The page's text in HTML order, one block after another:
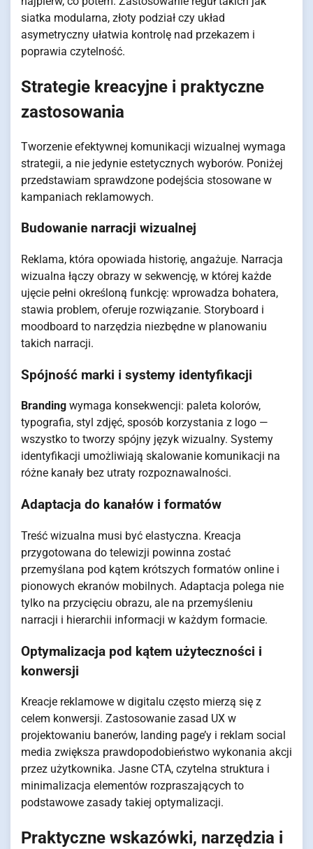
siatka modularna, złoty podział czy układ
asymetryczny ułatwia kontrolę nad przekazem i
poprawia czytelność.
Strategie kreacyjne i praktyczne
zastosowania
Tworzenie efektywnej komunikacji wizualnej wymaga
strategii, a nie jedynie estetycznych wyborów. Poniżej
przedstawiam sprawdzone podejścia stosowane w
kampaniach reklamowych.
Budowanie narracji wizualnej
Reklama, która opowiada historię, angażuje. Narracja
wizualna łączy obrazy w sekwencję, w której każde
ujęcie pełni określoną funkcję: wprowadza bohatera,
stawia problem, oferuje rozwiązanie. Storyboard i
moodboard to narzędzia niezbędne w planowaniu
takich narracji.
Spójność marki i systemy identyfikacji
Branding wymaga konsekwencji: paleta kolorów,
typografia, styl zdjęć, sposób korzystania z logo —
wszystko to tworzy spójny język wizualny. Systemy
identyfikacji umożliwiają skalowanie komunikacji na
różne kanały bez utraty rozpoznawalności.
Adaptacja do kanałów i formatów
Treść wizualna musi być elastyczna. Kreacja
przygotowana do telewizji powinna zostać
przemyślana pod kątem krótszych formatów online i
pionowych ekranów mobilnych. Adaptacja polega nie
tylko na przycięciu obrazu, ale na przemyśleniu
narracji i hierarchii informacji w każdym formacie.
Optymalizacja pod kątem użyteczności i
konwersji
Kreacje reklamowe w digitalu często mierzą się z
celem konwersji. Zastosowanie zasad UX w
projektowaniu banerów, landing page’y i reklam social
media zwiększa prawdopodobieństwo wykonania akcji
przez użytkownika. Jasne CTA, czytelna struktura i
minimalizacja elementów rozpraszających to
podstawowe zasady takiej optymalizacji.
Praktyczne wskazówki, narzędzia i